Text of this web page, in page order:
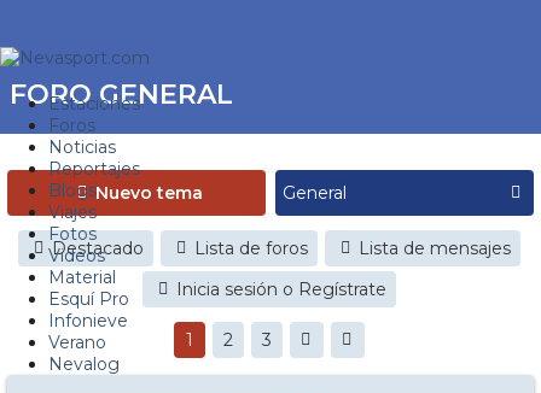
Estaciones
Foros
Noticias
Reportajes
Blogs
Viajes
Fotos
Videos
Material
Esquí Pro
Infonieve
Verano
Nevalog
FORO GENERAL
Nuevo tema
Destacado Lista de foros
Lista de mensajes
Inicia sesión o Regístrate
1 2 3